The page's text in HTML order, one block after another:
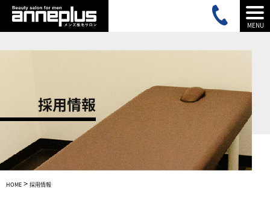
MENU
採用情報
HOME > 採用情報